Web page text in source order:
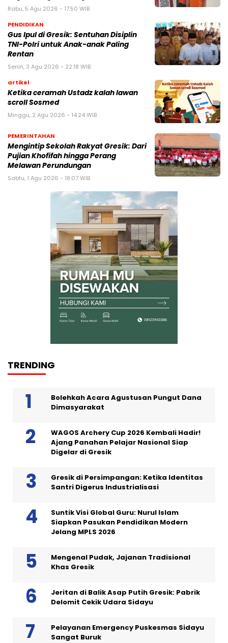
Rabu, 5 Agu 2026 - 17:50 WIB
PENDIDIKAN
Gus Ipul di Gresik: Sentuhan Disiplin
TNI-Polri untuk Anak-anak Paling
Rentan
Senin, 3 Agu 2026 - 22:18 WIB
artikel
Ketika ceramah Ustadz kalah lawan
scroll Sosmed
Minggu, 2 Agu 2026 - 14:24 WIB
PEMERINTAHAN
Mengintip Sekolah Rakyat Gresik: Dari
Pujian Khofifah hingga Perang
Melawan Perundungan
Sabtu, 1 Agu 2026 - 18:07 WIB
TRENDING
Bolehkah Acara Agustusan Pungut Dana
Dimasyarakat
WAGOS Archery Cup 2026 Kembali Hadir!
Ajang Panahan Pelajar Nasional Siap
Digelar di Gresik
Gresik di Persimpangan: Ketika Identitas
Santri Digerus Industrialisasi
Suntik Visi Global Guru: Nurul Islam
Siapkan Pasukan Pendidikan Modern
Jelang MPLS 2026
Mengenal Pudak, Jajanan Tradisional
Khas Gresik
Jeritan di Balik Asap Putih Gresik: Pabrik
Delomit Cekik Udara Sidayu
Pelayanan Emergency Puskesmas Sidayu
Sangat Buruk